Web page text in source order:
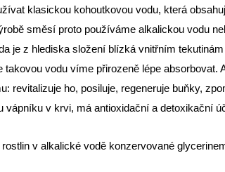
klasickou kohoutkovou vodu, která
směsí proto používáme alkalickou vodu
je z hlediska složení blízká vnitřním
takovou vodu víme přirozeně lépe absorbovat.
revitalizuje ho, posiluje, regeneruje buňky,
vápníku v krvi, má antioxidační a detoxikační
v alkalické vodě konzervované